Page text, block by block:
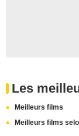
Les
Meilleurs films
Meilleurs films